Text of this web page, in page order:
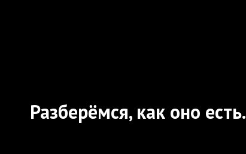
Разберёмся, как оно есть.